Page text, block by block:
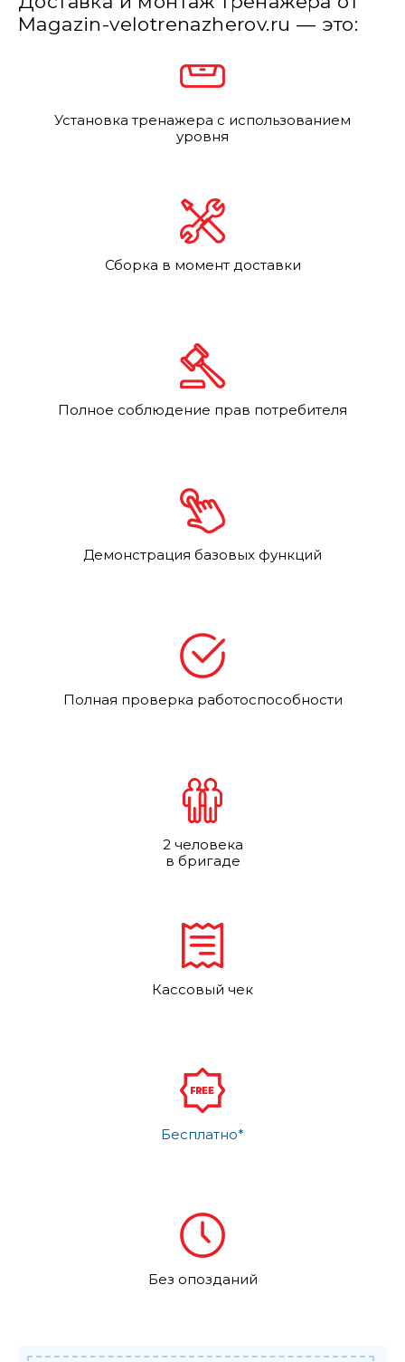
Magazin-velotrenazherov.ru — это:
Установка тренажера с использованием
уровня
Сборка в момент доставки
Полное соблюдение прав потребителя
Демонстрация базовых функций
Полная проверка работоспособности
2 человека
в бригаде
Кассовый чек
Бесплатно*
Без опозданий